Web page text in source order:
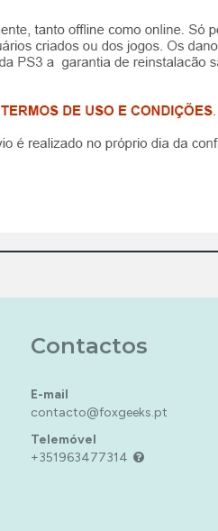
Contactos
E-mail
contacto@foxgeeks.pt
Telemóvel
+351963477314